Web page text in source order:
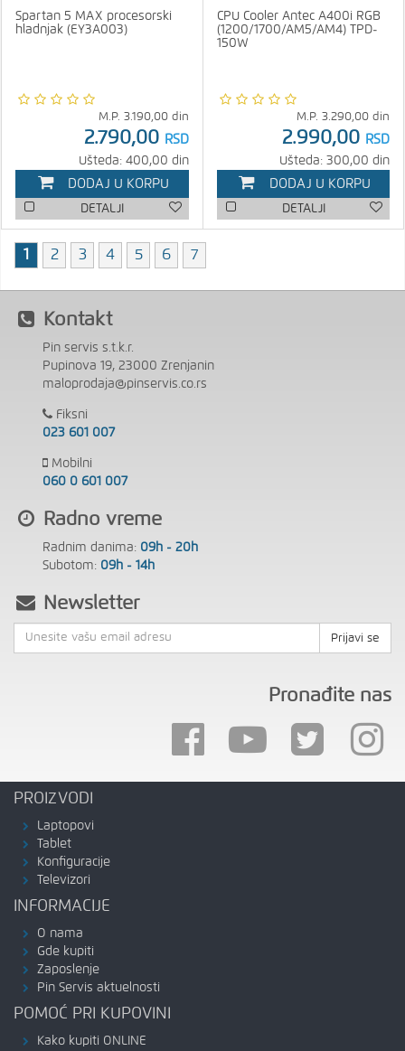
Spartan 5 MAX procesorski
hladnjak (EY3A003)
M.P. 3.190,00 din
2.790,00 RSD
Ušteda: 400,00 din
DODAJ U KORPU
DETALJI
CPU Cooler Antec A400i RGB
(1200/1700/AM5/AM4) TPD-
150W
M.P. 3.290,00 din
2.990,00 RSD
Ušteda: 300,00 din
DODAJ U KORPU
DETALJI
1 2 3 4 5 6 7
Kontakt
Pin servis s.t.k.r.
Pupinova 19, 23000 Zrenjanin
maloprodaja@pinservis.co.rs
Fiksni
023 601 007
Mobilni
060 0 601 007
Radno vreme
Radnim danima: 09h - 20h
Subotom: 09h - 14h
Newsletter
Prijavi se
Pronađite nas
PROIZVODI
Laptopovi
Tablet
Konfiguracije
Televizori
INFORMACIJE
O nama
Gde kupiti
Zaposlenje
Pin Servis aktuelnosti
POMOĆ PRI KUPOVINI
Kako kupiti ONLINE